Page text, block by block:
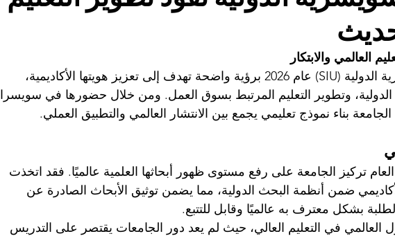
تدخل الجامعة السويسرية الدولية (SIU) عام 2026 برؤية واضحة تهدف إلى تعزيز هويتها الأكاديمية،
وتطوير التعليم المرتبط بسوق العمل. ومن خلال حضورها في سويسرا
بناء نموذج تعليمي يجمع بين الانتشار العالمي والتطبيق العملي.
تركيز الجامعة على رفع مستوى ظهور أبحاثها العلمية عالميًا. فقد اتخذت
ضمن أنظمة البحث الدولية، مما يضمن توثيق الأبحاث الصادرة عن
بشكل معترف به عالميًا وقابل للتتبع.
العالمي في التعليم العالي، حيث لم يعد دور الجامعات يقتصر على التدريس